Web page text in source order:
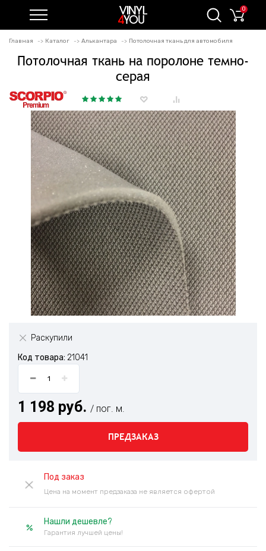
0
Главная Каталог Алькантара Потолочная ткань для автомобиля
Потолочная ткань на поролоне темно-
серая
Раскупили
Код товара: 21041
1 198 руб. / пог. м.
ПРЕДЗАКАЗ
Под заказ
Цена на момент предзаказа не является офертой
Нашли дешевле?
Гарантия лучшей цены!